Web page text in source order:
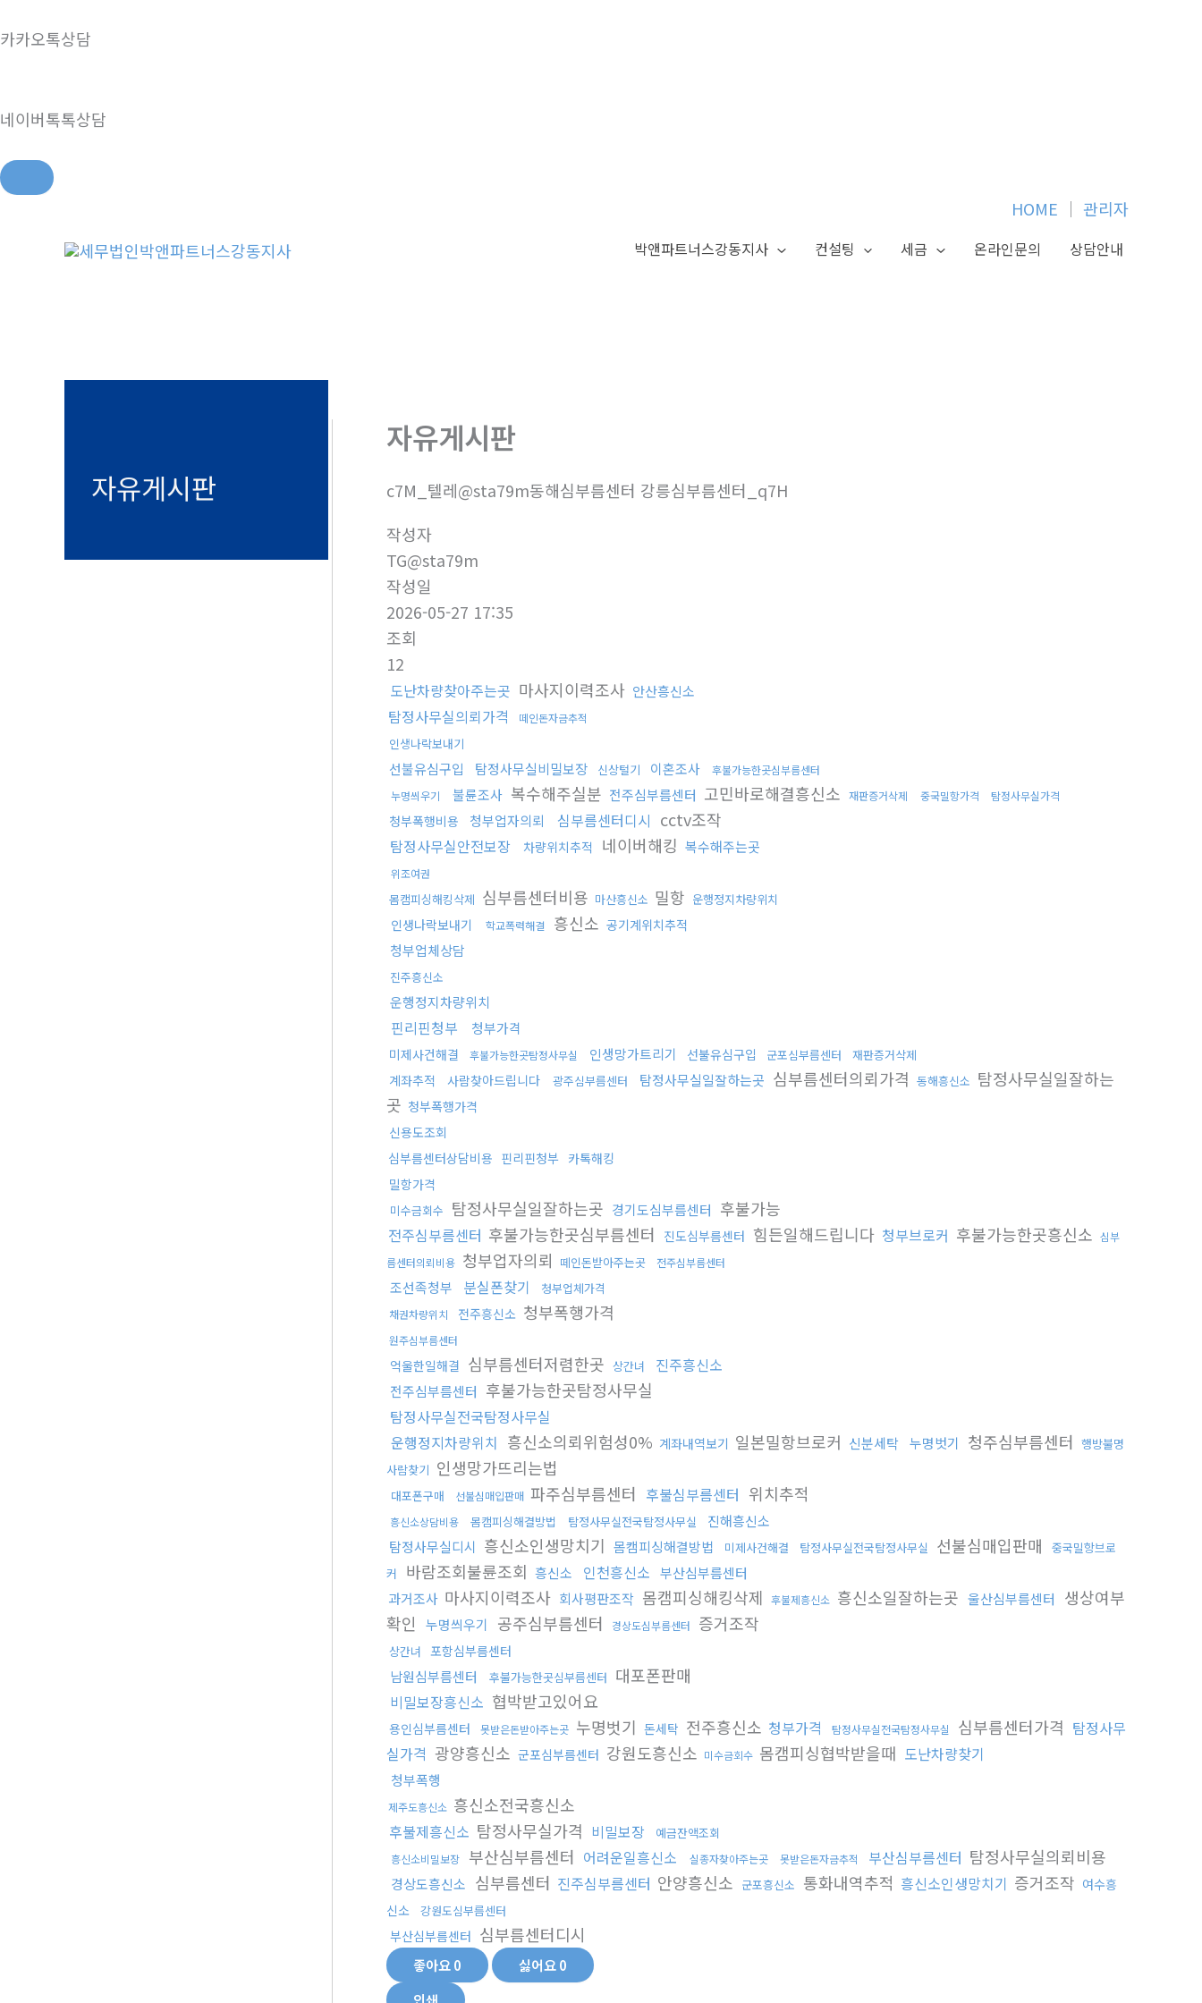
카카오톡상담
네이버톡톡상담
HOME │ 관리자
박앤파트너스강동지사 컨설팅 세금 온라인문의 상담안내
자유게시판
자유게시판
c7M_텔레@sta79m동해심부름센터 강릉심부름센터_q7H
작성자
TG@sta79m
작성일
2026-05-27 17:35
조회
12
도난차량찾아주는곳 마사지이력조사 안산흥신소
탐정사무실의뢰가격 떼인돈자금추적
인생나락보내기
선불유심구입 탐정사무실비밀보장 신상털기 이혼조사
후불가능한곳심부름센터
누명씌우기
불륜조사 복수해주실분 전주심부름센터 고민바로해결흥신소 재판증거삭제 중국밀항가격 탐정사무실가격
청부폭행비용 청부업자의뢰 심부름센터디시 cctv조작
탐정사무실안전보장 차량위치추적 네이버해킹 복수해주는곳
위조여권
몸캠피싱해킹삭제 심부름센터비용 마산흥신소 밀항 운행정지차량위치
인생나락보내기 학교폭력해결 흥신소 공기계위치추적
청부업체상담
진주흥신소
운행정지차량위치
핀리핀청부 청부가격
미제사건해결 후불가능한곳탐정사무실 인생망가트리기 선불유심구입 군포심부름센터 재판증거삭제
계좌추적 사람찾아드립니다 광주심부름센터 탐정사무실일잘하는곳 심부름센터의뢰가격 동해흥신소 탐정사무실일잘하는
곳 청부폭행가격
신용도조회
심부름센터상담비용 핀리핀청부 카톡해킹
밀항가격
미수금회수 탐정사무실일잘하는곳 경기도심부름센터 후불가능
전주심부름센터 후불가능한곳심부름센터 진도심부름센터 힘든일해드립니다 청부브로커 후불가능한곳흥신소 심부
름센터의뢰비용 청부업자의뢰 떼인돈받아주는곳 전주심부름센터
조선족청부 분실폰찾기 청부업체가격
채권차량위치 전주흥신소 청부폭행가격
원주심부름센터
억울한일해결 심부름센터저렴한곳 상간녀 진주흥신소
전주심부름센터 후불가능한곳탐정사무실
탐정사무실전국탐정사무실
운행정지차량위치 흥신소의뢰위험성0% 계좌내역보기 일본밀항브로커 신분세탁 누명벗기 청주심부름센터 행방불명
사람찾기 인생망가뜨리는법
대포폰구매 선불심매입판매 파주심부름센터 후불심부름센터 위치추적
흥신소상담비용 몸캠피싱해결방법 탐정사무실전국탐정사무실
진해흥신소
탐정사무실디시 흥신소인생망치기 몸캠피싱해결방법 미제사건해결 탐정사무실전국탐정사무실 선불심매입판매
중국밀항브로
커
바람조회불륜조회 흥신소 인천흥신소 부산심부름센터
과거조사 마사지이력조사 회사평판조작 몸캠피싱해킹삭제 후불제흥신소 흥신소일잘하는곳 울산심부름센터
생상여부
확인
누명씌우기 공주심부름센터 경상도심부름센터 증거조작
상간녀 포항심부름센터
남원심부름센터 후불가능한곳심부름센터 대포폰판매
비밀보장흥신소 협박받고있어요
용인심부름센터 못받은돈받아주는곳 누명벗기 돈세탁 전주흥신소 청부가격 탐정사무실전국탐정사무실 심부름센터가격 탐정사무
실가격 광양흥신소 군포심부름센터 강원도흥신소 미수금회수 몸캠피싱협박받을때 도난차량찾기
청부폭행
제주도흥신소 흥신소전국흥신소
후불제흥신소 탐정사무실가격 비밀보장 예금잔액조회
흥신소비밀보장 부산심부름센터 어려운일흥신소 실종자찾아주는곳 못받은돈자금추적 부산심부름센터 탐정사무실의뢰비용
경상도흥신소 심부름센터 진주심부름센터 안양흥신소 군포흥신소 통화내역추적 흥신소인생망치기 증거조작 여수흥
신소
강원도심부름센터
부산심부름센터 심부름센터디시
좋아요0 싫어요0